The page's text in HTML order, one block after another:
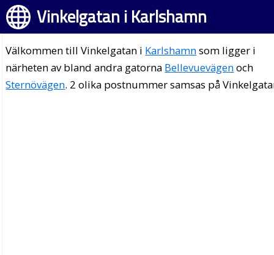
Vinkelgatan i Karlshamn
Välkommen till Vinkelgatan i Karlshamnsom ligger i
närheten av bland andra gatorna Bellevuevägenoch
Sternövägen. 2 olika postnummer samsas på